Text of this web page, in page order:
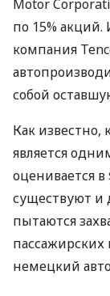
Motor
по 15%
компания
собой
Как известно,
является
оценивается
существуют и
пытаются
немецкий